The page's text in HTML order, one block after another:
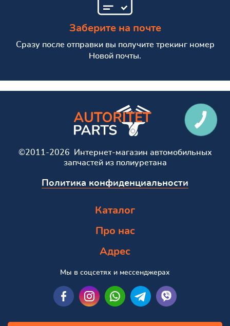
Заберите на почте
Сразу после отправки вы получите трекинг номер
Новой почты.
©2011-2026 Интернет-магазин автомобильных
запчастей из полиуретана
Политика конфиденциальности
Каталог
Про нас
Адрес
Мы в соцсетях и мессенджерах